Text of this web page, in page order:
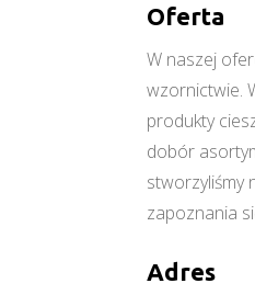
Oferta
W naszej
wzornictwie.
produkty
dobór
stworzyliśmy
zapoznania
Adres